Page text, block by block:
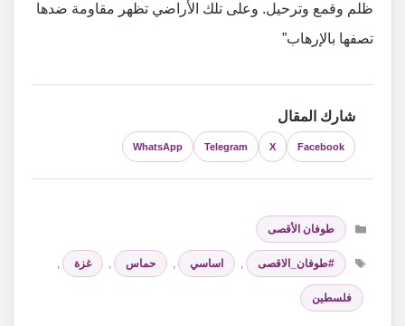
ظلم وقمع وترحيل. وعلى تلك الأراضي تظهر مقاومة ضدها
تصفها بالإرهاب”
شارك المقال
Facebook
X
Telegram
WhatsApp
التصنيفات
طوفان الأقصى
الوسوم
#طوفان_الاقصى , اساسي , حماس , غزة ,
فلسطين